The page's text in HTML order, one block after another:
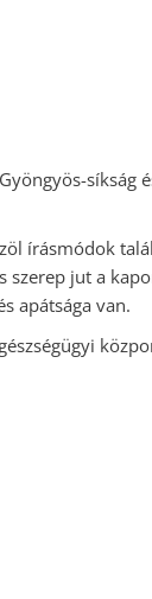
síkság
írásmódok
szerep jut a
apátsága van.